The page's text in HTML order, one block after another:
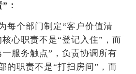
：
每个部门制定“客户价值清
心职责不是“登记入住”，而
服务触点”，负责协调所有
的职责不是“打扫房间”，而